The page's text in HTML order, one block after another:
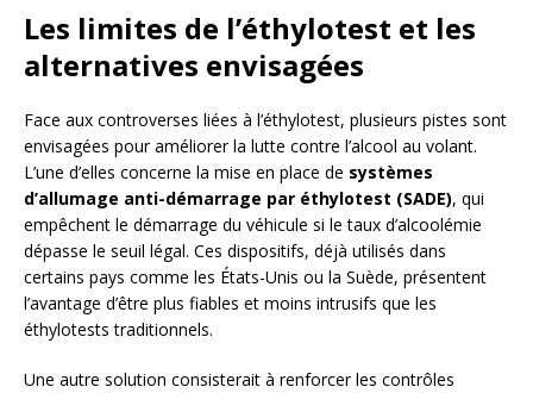
Les limites de l’éthylotest et les
alternatives envisagées
Face aux controverses liées à l’éthylotest, plusieurs pistes sont
envisagées pour améliorer la lutte contre l’alcool au volant.
L’une d’elles concerne la mise en place de systèmes
d’allumage anti-démarrage par éthylotest (SADE), qui
empêchent le démarrage du véhicule si le taux d’alcoolémie
dépasse le seuil légal. Ces dispositifs, déjà utilisés dans
certains pays comme les États-Unis ou la Suède, présentent
l’avantage d’être plus fiables et moins intrusifs que les
éthylotests traditionnels.
Une autre solution consisterait à renforcer les contrôles